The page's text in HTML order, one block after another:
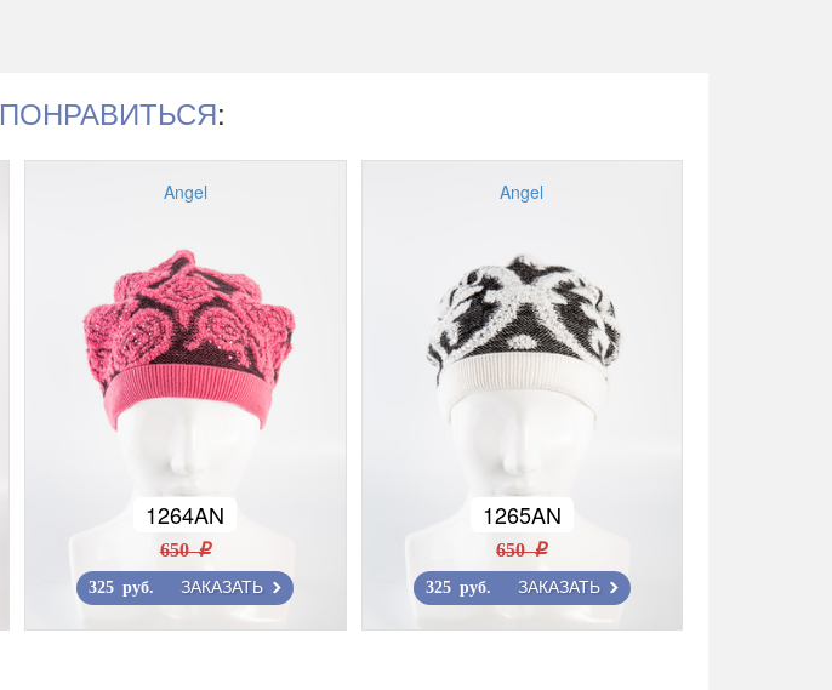
ПОНРАВИТЬСЯ:
Angel
1264AN
650 r
325 руб. ЗАКАЗАТЬ
Angel
1265AN
650 r
325 руб. ЗАКАЗАТЬ